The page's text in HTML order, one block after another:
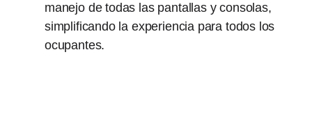
manejo de todas las pantallas y consolas,
simplificando la experiencia para todos los
ocupantes.